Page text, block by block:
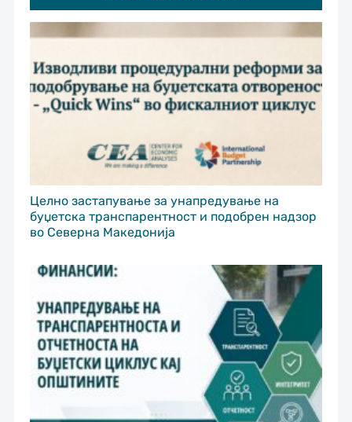
Целно застапување за унапредување на
буџетска транспарентност и подобрен надзор
во Северна Македонија